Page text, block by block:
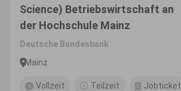
Science) Betriebswirtschaft an
der Hochschule Mainz
Deutsche Bundesbank
Mainz
Vollzeit Teilzeit Jobticket